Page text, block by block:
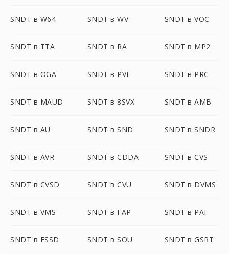
SNDT в W64 SNDT в WV SNDT в VOC
SNDT в TTA SNDT в RA SNDT в MP2
SNDT в OGA SNDT в PVF SNDT в PRC
SNDT в MAUD SNDT в 8SVX SNDT в AMB
SNDT в AU SNDT в SND SNDT в SNDR
SNDT в AVR SNDT в CDDA SNDT в CVS
SNDT в CVSD SNDT в CVU SNDT в DVMS
SNDT в VMS SNDT в FAP SNDT в PAF
SNDT в FSSD SNDT в SOU SNDT в GSRT